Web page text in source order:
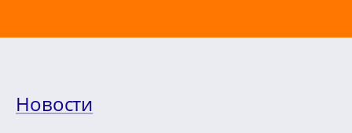
Новости